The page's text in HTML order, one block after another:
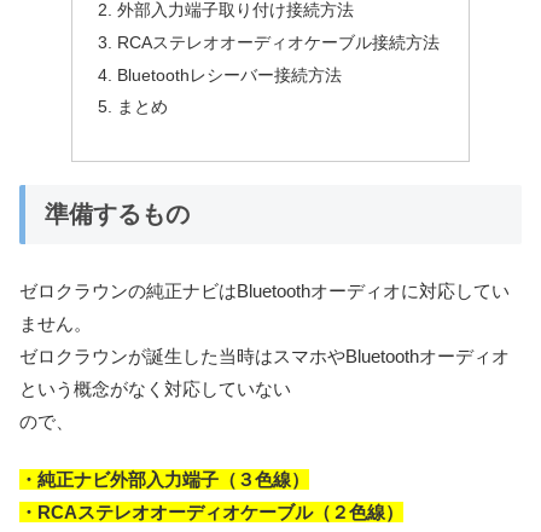
外部入力端子取り付け接続方法
RCAステレオオーディオケーブル接続方法
Bluetoothレシーバー接続方法
まとめ
準備するもの
ゼロクラウンの純正ナビはBluetoothオーディオに対応してい
ません。
ゼロクラウンが誕生した当時はスマホやBluetoothオーディオ
という概念がなく対応していない
ので、
・純正ナビ外部入力端子（３色線）
・RCAステレオオーディオケーブル（２色線）